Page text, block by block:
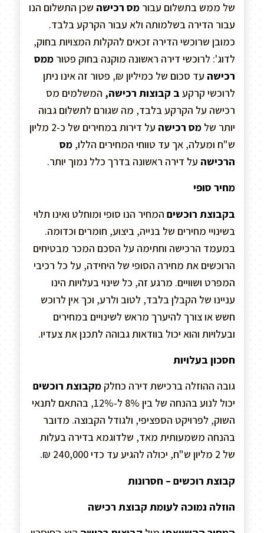
של ממש בתשלום עבור מס רכישה שכן התשלום הנו
עבור הדירה בשלמותה ולא עבור הקרקע בלבד.
כמובן שרוכשי הדירה זכאים להקלות המצויות בחוק,
לדוג': לרוכשי דירה ראשונה מוקנה בחוק פטור ממס
רכישה עד סכום של כמיליון ₪, פטור זה אינו ניתן
לרוכשי קרקע ב קבוצות רכישה, המשלמים מס
רכישה על הקרקע בלבד, מה שגורם לתשלום גבוה
יותר של מס רכישה
על דירות במחירים של כ-2 מליון
ש"ח ומעלה, אך עד טווחי המחירים הללו, מס
הרכישה על דירה ראשונה בדרך כלל נמוך יותר.
מחיר סופי
בקבוצת רוכשיםהמחיר הנו סופי ומוחלט ואינו תלוי
בשינויי מחירים של בנייה, ביצוע, חומרים וכדומה.
במעמד הרכישה וחתימה על הסכם המכר מבטיחים
הרוכשים את מחירה הסופי של היחידה, על כל רכיבי
המפרט ושוויים. מרגע זה, כל שינוי בעלויות הינו
עניינו של הקבלן בלבד, לטוב ולרע, וכך אין לרוכש
חשש או צורך להיערך מראש לשינויים במחירים
ובעלויות והוא יכול בוודאות גבוהה לתכנן את צעדיו.
חסכון בעלויות
גובה ההוזלה ברכישת דירה כחלק מקבוצת רוכשים
יכול לנוע בהנחה של בין 8% ל-12%, בהתאם לתנאי
השוק, לפרויקט הספציפי, ולגודל הקבוצה. מדובר
בהנחה משמעותית מאד, שלדוגמא בדירה בעלות
של 2 מליון ש"ח, יכולה להגיע עד כדי 240,000 ₪.
קבוצת רוכשים – חסרונות
הוזלה נמוכה לעומת קבוצת רכישה